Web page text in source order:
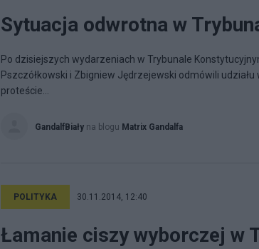
Sytuacja odwrotna w
Po dzisiejszych wydarzeniach w Trybunale
Pszczółkowski i Zbigniew Jędrzejewski odmówili udziału
proteście...
GandalfBiały na blogu Matrix Gandalfa
POLITYKA 30.11.2014, 12:40
Łamanie ciszy wyborczej w